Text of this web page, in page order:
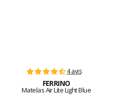
4 avis
FERRINO
Matelas Air Lite Light Blue